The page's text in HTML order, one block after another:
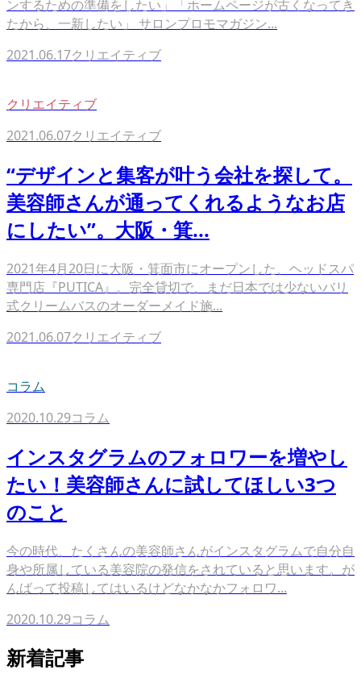
ンするための準備をしたい」「ホームページが古くなってき
たから、一新したい」 サロンプロモマガジン...
2021.06.17クリエイティブ
クリエイティブ
2021.06.07クリエイティブ
“デザインと集客が叶う会社を探して。
美容師さんが通ってくれるようなお店
にしたい”。大阪・箕...
2021年4月20日に大阪・箕面市にオープンした、ヘッドスパ
専門店『PUTICA』。完全貸切で、まだ日本では少ないバリ
式クリームバスのオーダーメイド施...
2021.06.07クリエイティブ
コラム
2020.10.29コラム
インスタグラムのフォロワーを増やし
たい！美容師さんに試してほしい3つ
のこと
今の時代、たくさんの美容師さんがインスタグラムで自分自
身や所属している美容院の発信をされていると思います。が
んばって投稿してはいるけどなかなかフォロワ...
2020.10.29コラム
新着記事